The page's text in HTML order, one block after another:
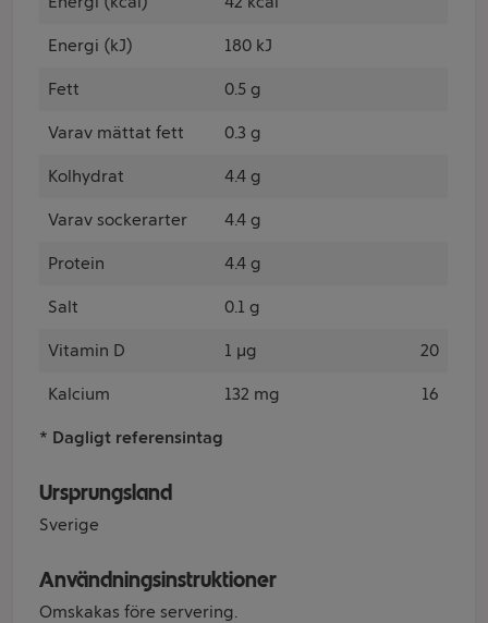
Energi (kJ) 180 kJ
Fett 0.5 g
Varav mättat fett 0.3 g
Kolhydrat 4.4 g
Varav sockerarter 4.4 g
Protein 4.4 g
Salt 0.1 g
Vitamin D 1 µg 20
Kalcium 132 mg 16
* Dagligt referensintag
Ursprungsland
Sverige
Användningsinstruktioner
Omskakas före servering.